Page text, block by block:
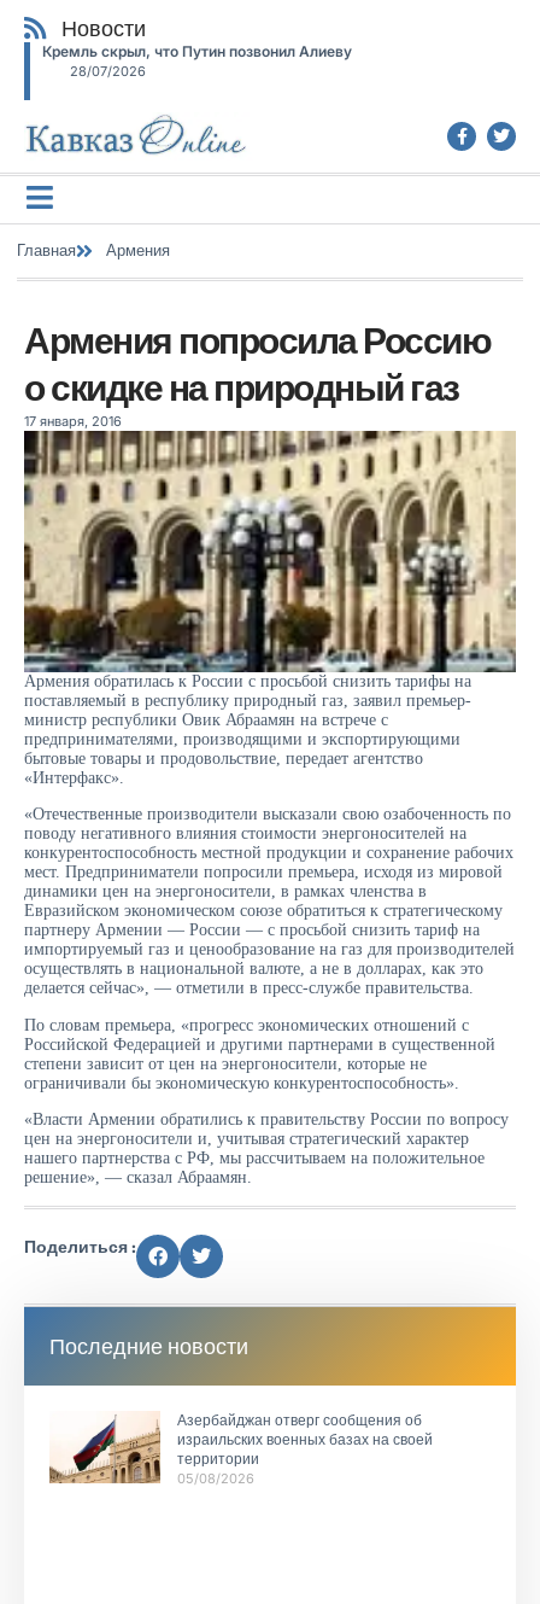
Новости
Кремль скрыл, что Путин позвонил Алиеву
28/07/2026
Главная Армения
Армения попросила Россию
о скидке на природный газ
17 января, 2016
Армения обратилась к России с просьбой снизить тарифы на
поставляемый в республику природный газ, заявил премьер-
министр республики Овик Абраамян на встрече с
предпринимателями, производящими и экспортирующими
бытовые товары и продовольствие, передает агентство
«Интерфакс».
«Отечественные производители высказали свою озабоченность по
поводу негативного влияния стоимости энергоносителей на
конкурентоспособность местной продукции и сохранение рабочих
мест. Предприниматели попросили премьера, исходя из мировой
динамики цен на энергоносители, в рамках членства в
Евразийском экономическом союзе обратиться к стратегическому
партнеру Армении — России — с просьбой снизить тариф на
импортируемый газ и ценообразование на газ для производителей
осуществлять в национальной валюте, а не в долларах, как это
делается сейчас», — отметили в пресс-службе правительства.
По словам премьера, «прогресс экономических отношений с
Российской Федерацией и другими партнерами в существенной
степени зависит от цен на энергоносители, которые не
ограничивали бы экономическую конкурентоспособность».
«Власти Армении обратились к правительству России по вопросу
цен на энергоносители и, учитывая стратегический характер
нашего партнерства с РФ, мы рассчитываем на положительное
решение», — сказал Абраамян.
Поделиться :
Последние новости
Азербайджан отверг сообщения об
израильских военных базах на своей
территории
05/08/2026